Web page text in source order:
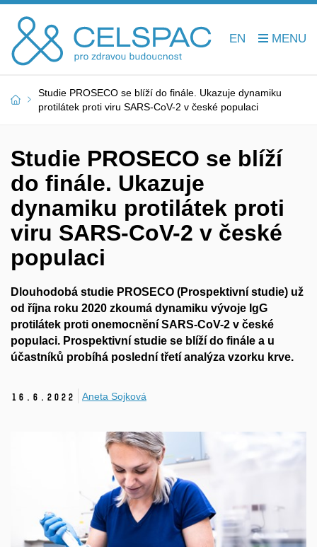
EN
Studie PROSECO se blíží do finále. Ukazuje dynamiku
protilátek proti viru SARS-CoV-2 v české populaci
Studie PROSECO se blíží
do finále. Ukazuje
dynamiku protilátek proti
viru SARS-CoV-2 v české
populaci
Dlouhodobá studie PROSECO (Prospektivní studie) už
od října roku 2020 zkoumá dynamiku vývoje IgG
protilátek proti onemocnění SARS-CoV-2 v české
populaci. Prospektivní studie se blíží do finále a u
účastníků probíhá poslední třetí analýza vzorku krve.
16. 6. 2022 Aneta Sojková